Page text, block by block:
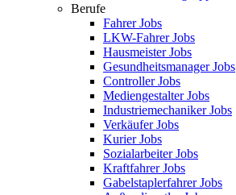
Berufe
Fahrer Jobs
LKW-Fahrer Jobs
Hausmeister Jobs
Gesundheitsmanager Jobs
Controller Jobs
Mediengestalter Jobs
Industriemechaniker Jobs
Verkäufer Jobs
Kurier Jobs
Sozialarbeiter Jobs
Kraftfahrer Jobs
Gabelstaplerfahrer Jobs